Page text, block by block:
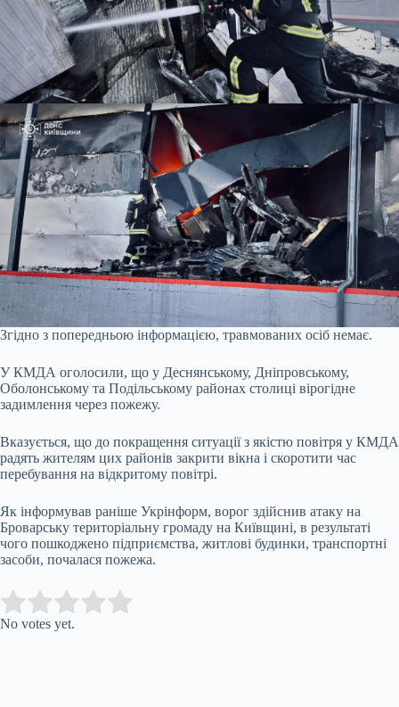
Згідно з попередньою інформацією, травмованих осіб немає.
У КМДА оголосили, що у Деснянському, Дніпровському,
Оболонському та Подільському районах столиці вірогідне
задимлення через пожежу.
Вказується, що до покращення ситуації з якістю повітря у КМДА
радять жителям цих районів закрити вікна і скоротити час
перебування на відкритому повітрі.
Як інформував раніше Укрінформ, ворог здійснив атаку на
Броварську територіальну громаду на Київщині, в результаті
чого пошкоджено підприємства, житлові будинки, транспортні
засоби, почалася пожежа.
Rate this item:
No votes yet.